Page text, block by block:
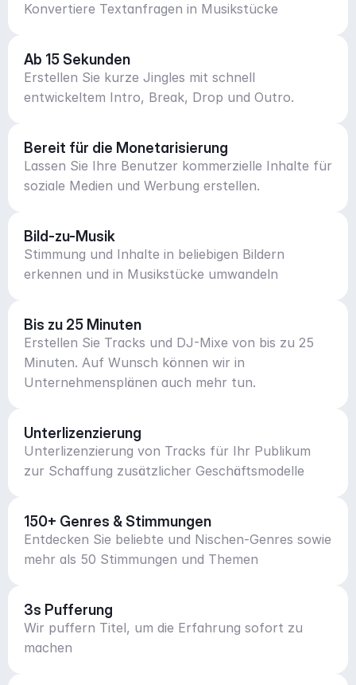
Konvertiere Textanfragen in Musikstücke
Ab 15 Sekunden
Erstellen Sie kurze Jingles mit schnell
entwickeltem Intro, Break, Drop und Outro.
Bereit für die Monetarisierung
Lassen Sie Ihre Benutzer kommerzielle Inhalte für
soziale Medien und Werbung erstellen.
Bild-zu-Musik
Stimmung und Inhalte in beliebigen Bildern
erkennen und in Musikstücke umwandeln
Bis zu 25 Minuten
Erstellen Sie Tracks und DJ-Mixe von bis zu 25
Minuten. Auf Wunsch können wir in
Unternehmensplänen auch mehr tun.
Unterlizenzierung
Unterlizenzierung von Tracks für Ihr Publikum
zur Schaffung zusätzlicher Geschäftsmodelle
150+ Genres & Stimmungen
Entdecken Sie beliebte und Nischen-Genres sowie
mehr als 50 Stimmungen und Themen
3s Pufferung
Wir puffern Titel, um die Erfahrung sofort zu
machen